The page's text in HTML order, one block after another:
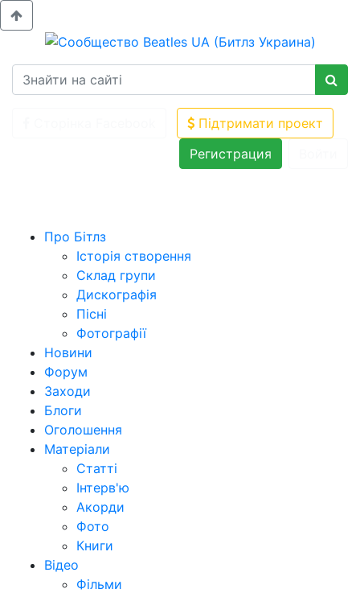
Підтримати проект
Регистрация
Про Бітлз
Історія створення
Склад групи
Дискографія
Пісні
Фотографії
Новини
Форум
Заходи
Блоги
Оголошення
Матеріали
Статті
Інтерв'ю
Акорди
Фото
Книги
Відео
Фільми